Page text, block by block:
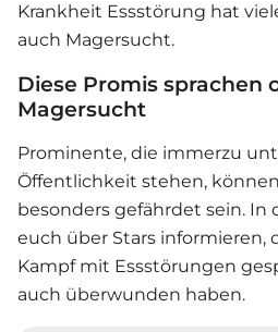
Krankheit Essstörung hat
auch Magersucht.
Diese Promis sprachen
Magersucht
Prominente, die immerzu
Öffentlichkeit stehen,
besonders gefährdet sein. In
euch über Stars informieren,
Kampf mit Essstörungen
auch überwunden haben.